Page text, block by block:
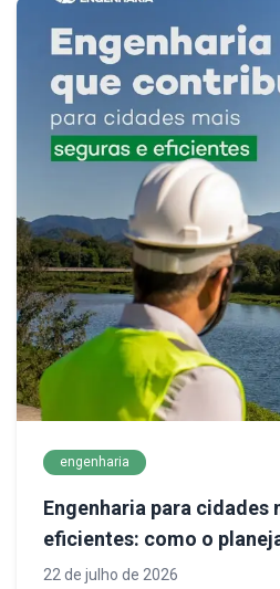
engenharia
Engenharia para cidades
eficientes: como o
define o futuro da
22 de julho de 2026